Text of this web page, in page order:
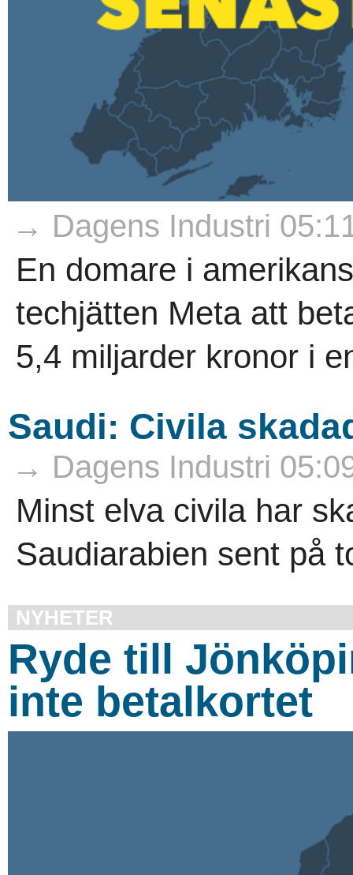
→ Dagens Industri
En domare i
techjätten Meta att
5,4 miljarder kronor i
Saudi: Civila
→ Dagens Industri
Minst elva civila har
Saudiarabien sent på
NYHETER
Ryde till
inte betalkortet